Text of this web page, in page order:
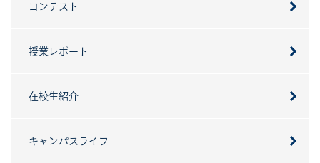
コンテスト
授業レポート
在校生紹介
キャンパスライフ